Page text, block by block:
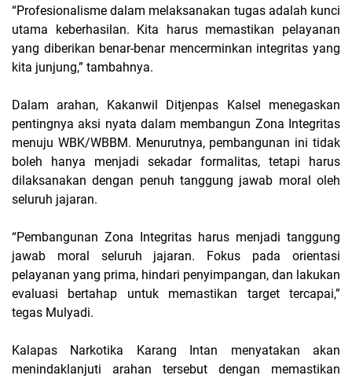
“Profesionalisme dalam melaksanakan tugas adalah kunci
utama keberhasilan. Kita harus memastikan pelayanan
yang diberikan benar-benar mencerminkan integritas yang
kita junjung,” tambahnya.
Dalam arahan, Kakanwil Ditjenpas Kalsel menegaskan
pentingnya aksi nyata dalam membangun Zona Integritas
menuju WBK/WBBM. Menurutnya, pembangunan ini tidak
boleh hanya menjadi sekadar formalitas, tetapi harus
dilaksanakan dengan penuh tanggung jawab moral oleh
seluruh jajaran.
“Pembangunan Zona Integritas harus menjadi tanggung
jawab moral seluruh jajaran. Fokus pada orientasi
pelayanan yang prima, hindari penyimpangan, dan lakukan
evaluasi bertahap untuk memastikan target tercapai,”
tegas Mulyadi.
Kalapas Narkotika Karang Intan menyatakan akan
menindaklanjuti arahan tersebut dengan memastikan